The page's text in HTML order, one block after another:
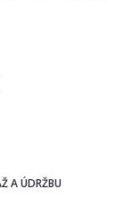
A ÚDRŽBU